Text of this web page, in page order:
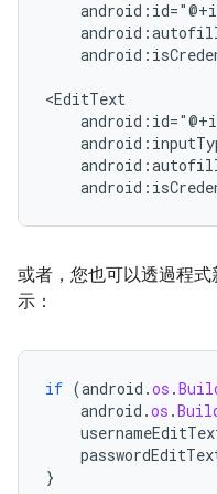
或者，您也可以透過程
示：
if (android .os .
android .os .
}